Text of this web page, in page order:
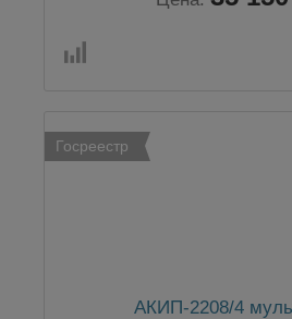
Госреестр
АКИП-2208/4